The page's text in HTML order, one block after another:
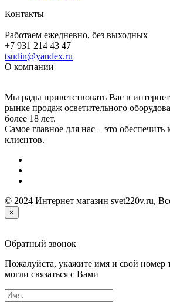
Контакты
Работаем ежедневно, без выходных
+7 931 214 43 47
tsudin@yandex.ru
О компании
Мы рады приветствовать Вас в
рынке продаж осветительного
более 18 лет.
Самое главное для нас – это
клиентов.
© 2024 Интернет магазин svet220v.ru,
×
Обратный звонок
Пожалуйста, укажите имя и свой номер
могли связаться с Вами